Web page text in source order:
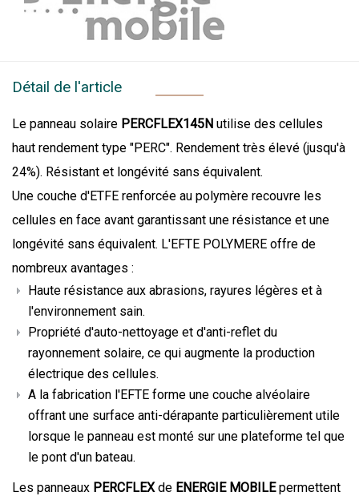
Détail de l'article
Le panneau solaire PERCFLEX145N utilise des cellules
haut rendement type "PERC". Rendement très élevé (jusqu'à
24%). Résistant et longévité sans équivalent.
Une couche d'ETFE renforcée au polymère recouvre les
cellules en face avant garantissant une résistance et une
longévité sans équivalent. L'EFTE POLYMERE offre de
nombreux avantages :
Haute résistance aux abrasions, rayures légères et à
l'environnement sain.
Propriété d'auto-nettoyage et d'anti-reflet du
rayonnement solaire, ce qui augmente la production
électrique des cellules.
A la fabrication l'EFTE forme une couche alvéolaire
offrant une surface anti-dérapante particulièrement utile
lorsque le panneau est monté sur une plateforme tel que
le pont d'un bateau.
Les panneaux PERCFLEXde ENERGIE MOBILEpermettent